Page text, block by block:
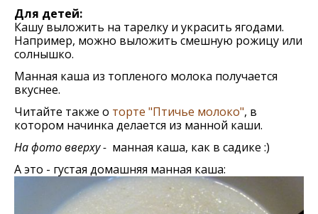
Для детей:
Кашу выложить на тарелку и украсить ягодами.
Например, можно выложить смешную рожицу или
солнышко.
Манная каша из топленого молока получается
вкуснее.
Читайте также о торте "Птичье молоко", в
котором начинка делается из манной каши.
На фото вверху - манная каша, как в садике :)
А это - густая домашняя манная каша: